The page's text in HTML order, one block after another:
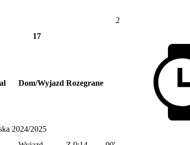
2
17
Dom/Wyjazd Rozegrane
2024/2025